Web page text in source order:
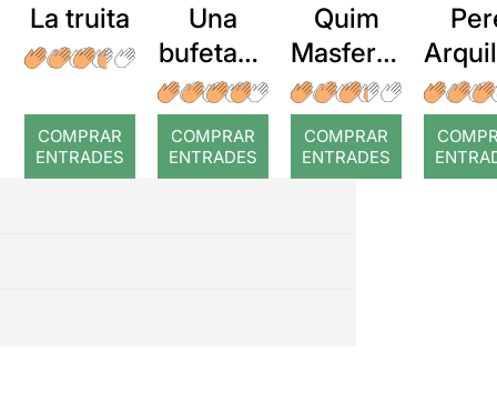
La truita
COMPRAR
ENTRADES
Una
bufetada
a temps
COMPRAR
ENTRADES
Quim
Masferre
r: Temps
COMPRAR
ENTRADES
: